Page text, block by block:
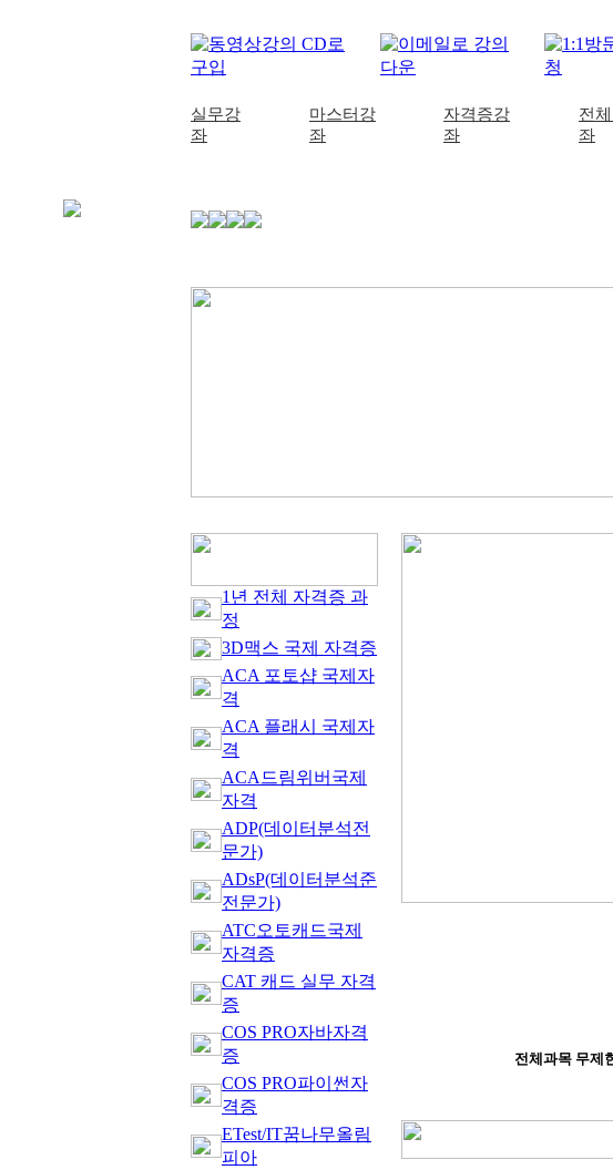
실무강
좌
마스터강
좌
자격증강
좌
전
좌
1년 전체 자격증 과
정
3D맥스 국제 자격증
ACA 포토샵 국제자
격
ACA 플래시 국제자
격
ACA드림위버국제
자격
ADP(데이터분석전
문가)
ADsP(데이터분석준
전문가)
ATC오토캐드국제
자격증
CAT 캐드 실무 자격
증
COS PRO자바자격
증
COS PRO파이썬자
격증
ETest/IT꿈나무올림
피아
전체과목 무제